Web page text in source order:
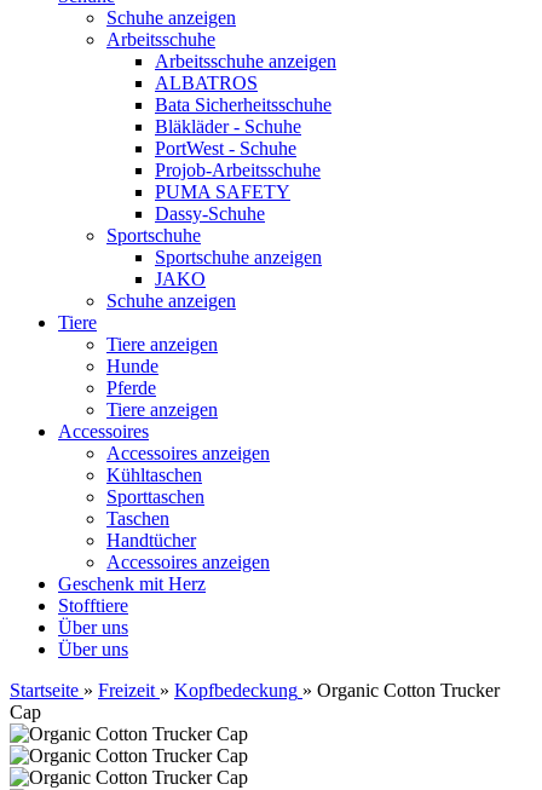
Schuhe anzeigen
Arbeitsschuhe
Arbeitsschuhe anzeigen
ALBATROS
Bata Sicherheitsschuhe
Bläkläder - Schuhe
PortWest - Schuhe
Projob-Arbeitsschuhe
PUMA SAFETY
Dassy-Schuhe
Sportschuhe
Sportschuhe anzeigen
JAKO
Schuhe anzeigen
Tiere
Tiere anzeigen
Hunde
Pferde
Tiere anzeigen
Accessoires
Accessoires anzeigen
Kühltaschen
Sporttaschen
Taschen
Handtücher
Accessoires anzeigen
Geschenk mit Herz
Stofftiere
Über uns
Über uns
Startseite » Freizeit » Kopfbedeckung » Organic Cotton Trucker
Cap